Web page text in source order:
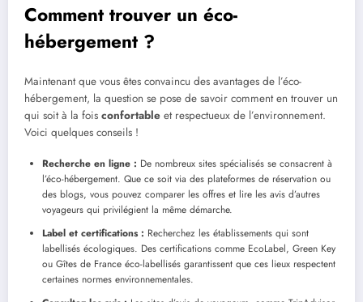
Comment trouver un éco-
hébergement ?
Maintenant que vous êtes convaincu des avantages de l’éco-
hébergement, la question se pose de savoir comment en trouver un
qui soit à la fois confortable et respectueux de l’environnement.
Voici quelques conseils !
Recherche en ligne : De nombreux sites spécialisés se consacrent à
l’éco-hébergement. Que ce soit via des plateformes de réservation ou
des blogs, vous pouvez comparer les offres et lire les avis d’autres
voyageurs qui privilégient la même démarche.
Label et certifications : Recherchez les établissements qui sont
labellisés écologiques. Des certifications comme EcoLabel, Green Key
ou Gîtes de France éco-labellisés garantissent que ces lieux respectent
certaines normes environnementales.